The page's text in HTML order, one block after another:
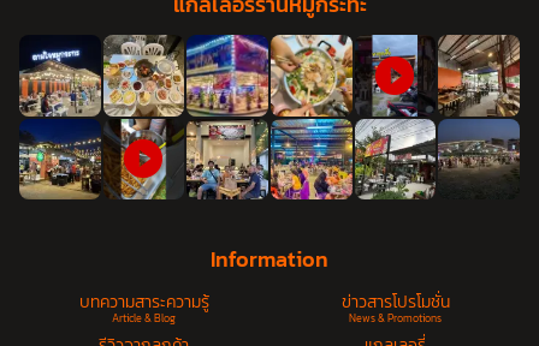
Information
บทความสาระความรู้
Article & Blog
ข่าวสารโปรโมชั่น
News & Promotions